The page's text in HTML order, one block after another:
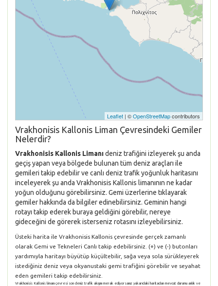
Leaflet | ©OpenStreetMapcontributors
Vrakhonisis Kallonis Liman Çevresindeki Gemiler
Nelerdir?
Vrakhonisis Kallonis Limanıdeniz trafiğini izleyerek şu anda
geçiş yapan veya bölgede bulunan tüm deniz araçları ile
gemileri takip edebilir ve canlı deniz trafik yoğunluk haritasını
inceleyerek şu anda Vrakhonisis Kallonis limanının ne kadar
yoğun olduğunu görebilirsiniz. Gemi üzerlerine tıklayarak
gemiler hakkında da bilgiler edinebilirsiniz. Geminin hangi
rotayı takip ederek buraya geldiğini görebilir, nereye
gideceğini de görerek isterseniz rotasını izleyebilirsiniz.
Üsteki harita ile Vrakhonisis Kallonis çevresinde gerçek zamanlı
olarak Gemi ve Tekneleri Canlı takip edebilirsiniz. (+) ve (-) butonları
yardımıyla haritayı büyütüp küçültebilir, sağa veya sola sürükleyerek
istediğiniz deniz veya okyanustaki gemi trafiğini görebilir ve seyahat
eden gemileri takip edebilirsiniz.
Vrakhonisis Kallonis limanı çevresi son deniz trafik akışını merak ediyorsanız yukarıdaki haritadan mevcut durumu anlık ve